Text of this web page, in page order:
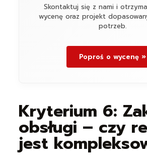
Skontaktuj się z nami i
wycenę oraz projekt
potrzeb.
Poproś o wycenę »
Kryterium 6:
obsługi – czy
jest